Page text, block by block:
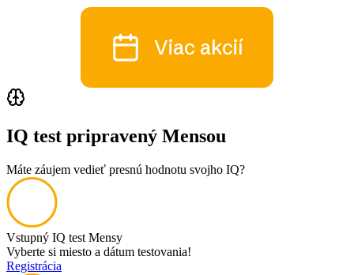
Viac akcií
IQ test pripravený Mensou
Máte záujem vedieť presnú hodnotu svojho IQ?
Vstupný IQ test Mensy
Vyberte si miesto a dátum testovania!
Registrácia